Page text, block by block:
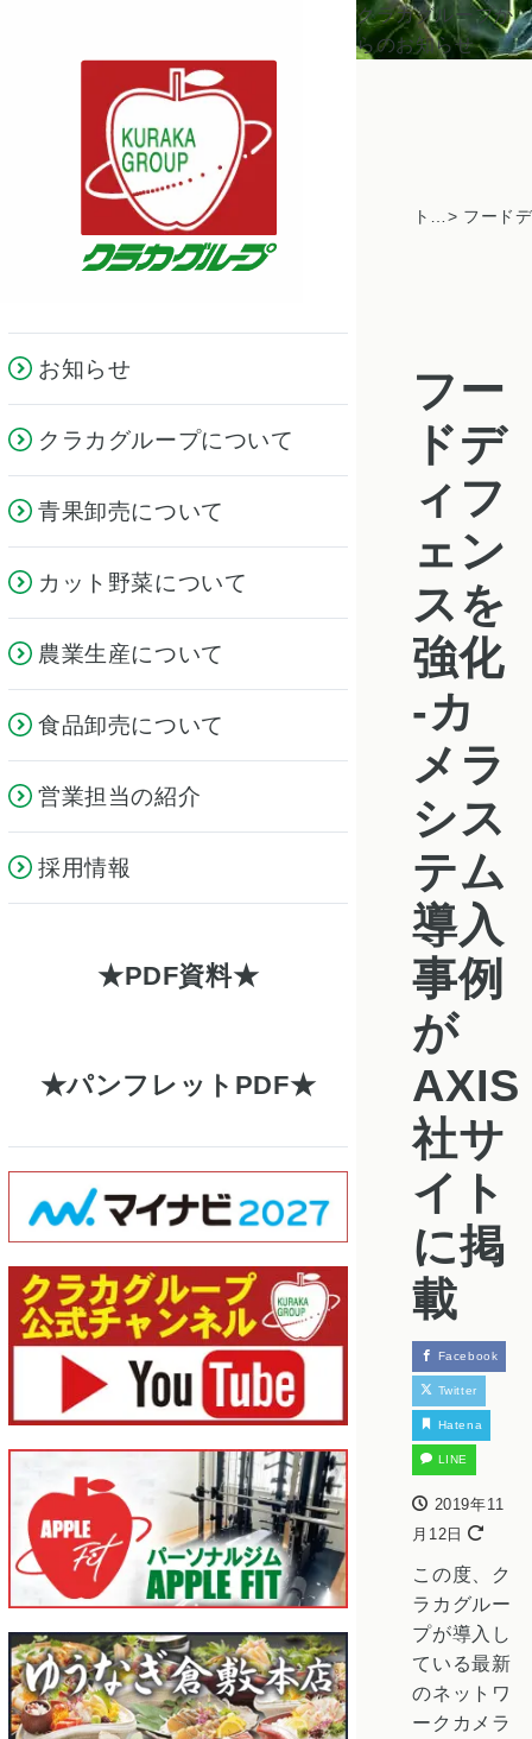
お知らせ
クラカグループについて
青果卸売について
カット野菜について
農業生産について
食品卸売について
営業担当の紹介
採用情報
PDF資料
パンフレットPDF
クラカグループか
らのお知らせ
トピックス一覧
フー
ドデ
ィフ
ェン
スを
強化
-カ
メラ
シス
テム
導入
事例
が
AXIS
社サ
イト
に掲
載
Facebook
Twitter
Hatena
LINE
2019年11
月12日
この度、ク
ラカグルー
プが導入し
ている最新
のネットワ
ークカメラ